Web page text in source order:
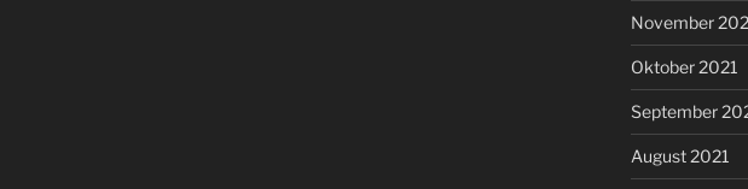
November
Oktober 2021
September
August 2021